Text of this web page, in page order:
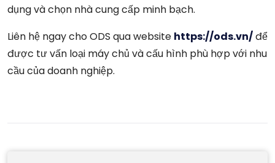
dụng và chọn nhà cung cấp minh bạch.
Liên hệ ngay cho ODS qua website https://ods.vn/để
được tư vấn loại máy chủ và cấu hình phù hợp với nhu
cầu của doanh nghiệp.